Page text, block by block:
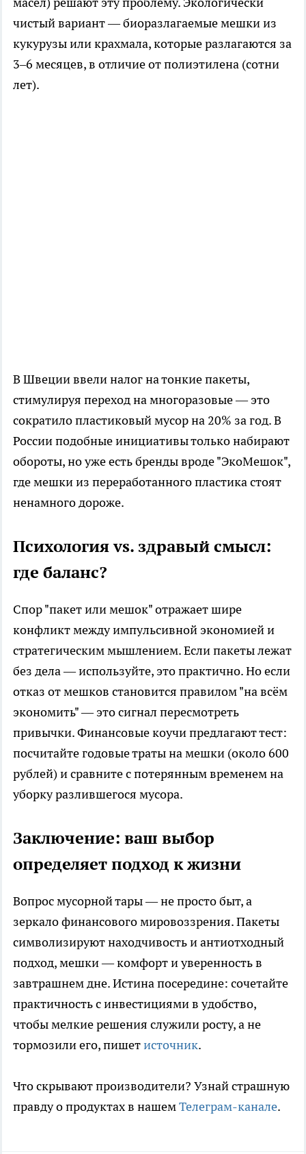
чистый вариант — биоразлагаемые мешки из
кукурузы или крахмала, которые разлагаются за
3–6 месяцев, в отличие от полиэтилена (сотни
лет).
В Швеции ввели налог на тонкие пакеты,
стимулируя переход на многоразовые — это
сократило пластиковый мусор на 20% за год. В
России подобные инициативы только набирают
обороты, но уже есть бренды вроде "ЭкоМешок",
где мешки из переработанного пластика стоят
ненамного дороже.
Психология vs. здравый смысл:
где баланс?
Спор "пакет или мешок" отражает шире
конфликт между импульсивной экономией и
стратегическим мышлением. Если пакеты лежат
без дела — используйте, это практично. Но если
отказ от мешков становится правилом "на всём
экономить" — это сигнал пересмотреть
привычки. Финансовые коучи предлагают тест:
посчитайте годовые траты на мешки (около 600
рублей) и сравните с потерянным временем на
уборку разлившегося мусора.
Заключение: ваш выбор
определяет подход к жизни
Вопрос мусорной тары — не просто быт, а
зеркало финансового мировоззрения. Пакеты
символизируют находчивость и антиотходный
подход, мешки — комфорт и уверенность в
завтрашнем дне. Истина посередине: сочетайте
практичность с инвестициями в удобство,
чтобы мелкие решения служили росту, а не
тормозили его, пишетисточник.
Что скрывают производители? Узнай страшную
правду о продуктах в нашемТелеграм-канале.